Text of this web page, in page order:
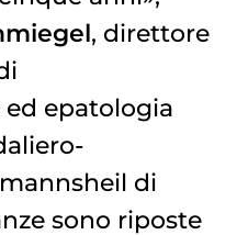
, direttore
epatologia
di
sono riposte